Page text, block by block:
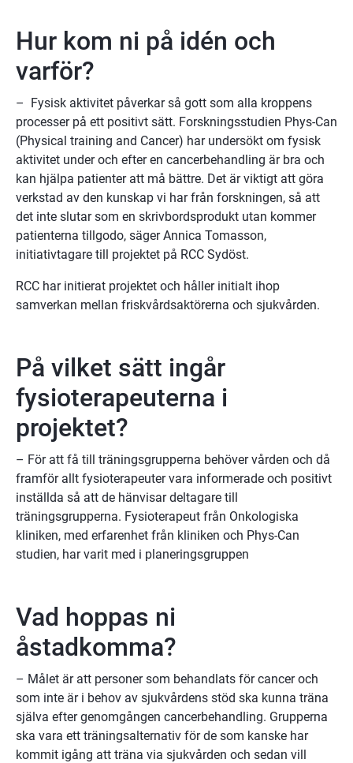
Hur kom ni på idén och
varför?
–  Fysisk aktivitet påverkar så gott som alla kroppens
processer på ett positivt sätt. Forskningsstudien Phys-Can
(Physical training and Cancer) har undersökt om fysisk
aktivitet under och efter en cancerbehandling är bra och
kan hjälpa patienter att må bättre. Det är viktigt att göra
verkstad av den kunskap vi har från forskningen, så att
det inte slutar som en skrivbordsprodukt utan kommer
patienterna tillgodo, säger Annica Tomasson,
initiativtagare till projektet på RCC Sydöst.
RCC har initierat projektet och håller initialt ihop
samverkan mellan friskvårdsaktörerna och sjukvården.
På vilket sätt ingår
fysioterapeuterna i
projektet?
– För att få till träningsgrupperna behöver vården och då
framför allt fysioterapeuter vara informerade och positivt
inställda så att de hänvisar deltagare till
träningsgrupperna. Fysioterapeut från Onkologiska
kliniken, med erfarenhet från kliniken och Phys-Can
studien, har varit med i planeringsgruppen
Vad hoppas ni
åstadkomma?
– Målet är att personer som behandlats för cancer och
som inte är i behov av sjukvårdens stöd ska kunna träna
själva efter genomgången cancerbehandling. Grupperna
ska vara ett träningsalternativ för de som kanske har
kommit igång att träna via sjukvården och sedan vill